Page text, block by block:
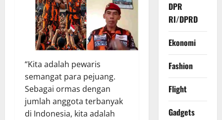
“Kita adalah pewaris
semangat para pejuang.
Sebagai ormas dengan
jumlah anggota terbanyak
di Indonesia, kita adalah
DPR
RI/DPRD
Ekonomi
Fashion
Flight
Gadgets